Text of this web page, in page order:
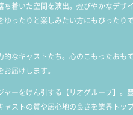
着いた空間を演出。煌びやかなデザ
ゆったりと楽しみたい方にもぴったり
なキャストたち。心のこもったおも
届けします。
ャーをけん引する【リオグループ】。
ストの質や居心地の良さを業界トッ